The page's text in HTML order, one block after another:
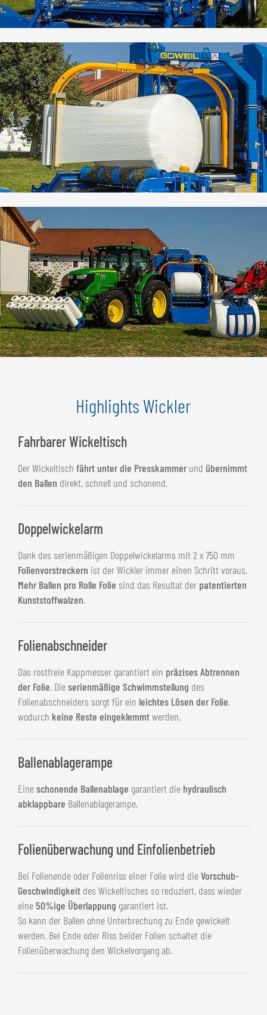
Highlights Wickler
Fahrbarer Wickeltisch
Der Wickeltisch fährt unter die Presskammerund übernimmt
den Ballen direkt, schnell und schonend.
Doppelwickelarm
Dank des serienmäßigen Doppelwickelarms mit 2 x 750 mm
Folienvorstreckern ist der Wickler immer einen Schritt voraus.
Mehr Ballen pro Rolle Folie sind das Resultat der patentierten
Kunststoffwalzen.
Folienabschneider
Das rostfreie Kappmesser garantiert ein präzises Abtrennen
der Folie. Dieserienmäßige Schwimmstellung des
Folienabschneiders sorgt ­für ein leichtes Lösen der Folie,
wodurch keine Reste eingeklemmtwerden.
Ballenablagerampe
Eineschonende Ballenablage garantiert die hydraulisch
abklappbare Ballenablagerampe.
Folienüberwachung und Einfolienbetrieb
Bei Folienende oder Folienriss einer Folie wird dieVorschub-
Geschwindigkeit des Wickeltisches so reduziert, dass wieder
eine50%ige Überlappung garantiert ist.
So kann der Ballen ohne Unterbrechung zu Ende gewickelt
werden. Bei Ende oder Riss beider Folien schaltet die
Folienüberwachung den Wickelvorgang ab.